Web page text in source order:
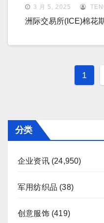
3 月 5, 2025
洲际交易所(ICE)棉花
文
章
1
分类
企业资讯(24,950)
军用纺织品 (38)
创意服饰(419)